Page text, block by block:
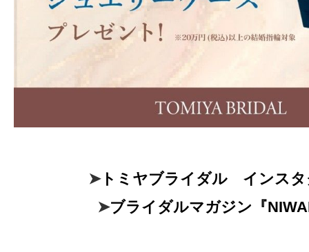
➤トミヤブライダル インスタ
➤ブライダルマガジン『